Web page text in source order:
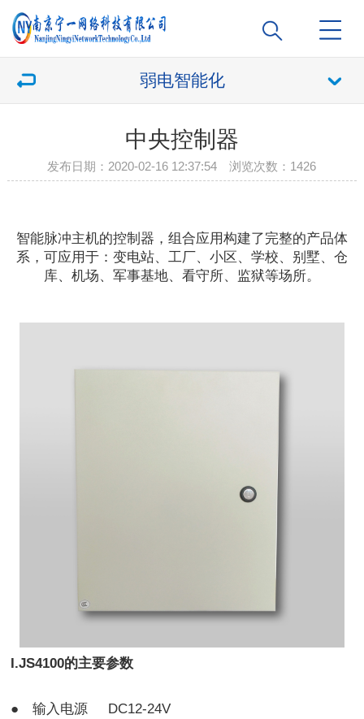
弱电智能化
中央控制器
发布日期：2020-02-16 12:37:54 浏览次数： 1426
智能脉冲主机的控制器，组合应用构建了完整的产品体
系，可应用于：变电站、工厂、小区、学校、别墅、仓
库、机场、军事基地、看守所、监狱等场所。
I.JS4100的主要参数
● 输入电源 DC12-24V